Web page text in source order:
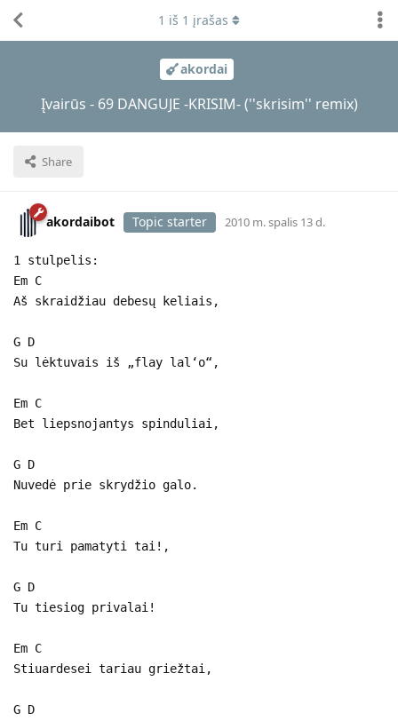
akordai
Įvairūs - 69 DANGUJE -KRISIM- (''skrisim'' remix)
Share
1 iš 1 įrašas
akordaibot Topic starter 2010 m. spalis 13 d.
1 stulpelis:
Em C
Aš skraidžiau debesų keliais,
G D
Su lėktuvais iš „flay lal‘o“,
Em C
Bet liepsnojantys spinduliai,
G D
Nuvedė prie skrydžio galo.
Em C
Tu turi pamatyti tai!,
G D
Tu tiesiog privalai!
Em C
Stiuardesei tariau griežtai,
G D